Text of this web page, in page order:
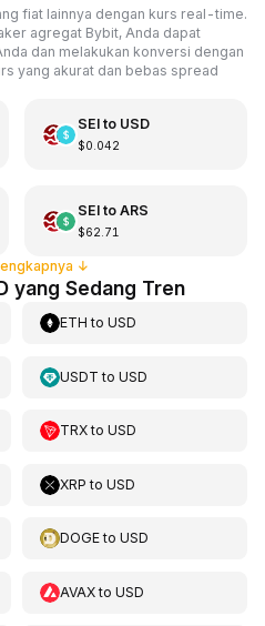
fiat lainnya dengan kurs real-time.
agregat Bybit, Anda dapat
dan melakukan konversi dengan
yang akurat dan bebas spread
SEIto USD
$0.042
SEIto ARS
$62.71
↓
yang Sedang Tren
ETH toUSD
USDT toUSD
TRXtoUSD
XRP toUSD
DOGEtoUSD
AVAXtoUSD